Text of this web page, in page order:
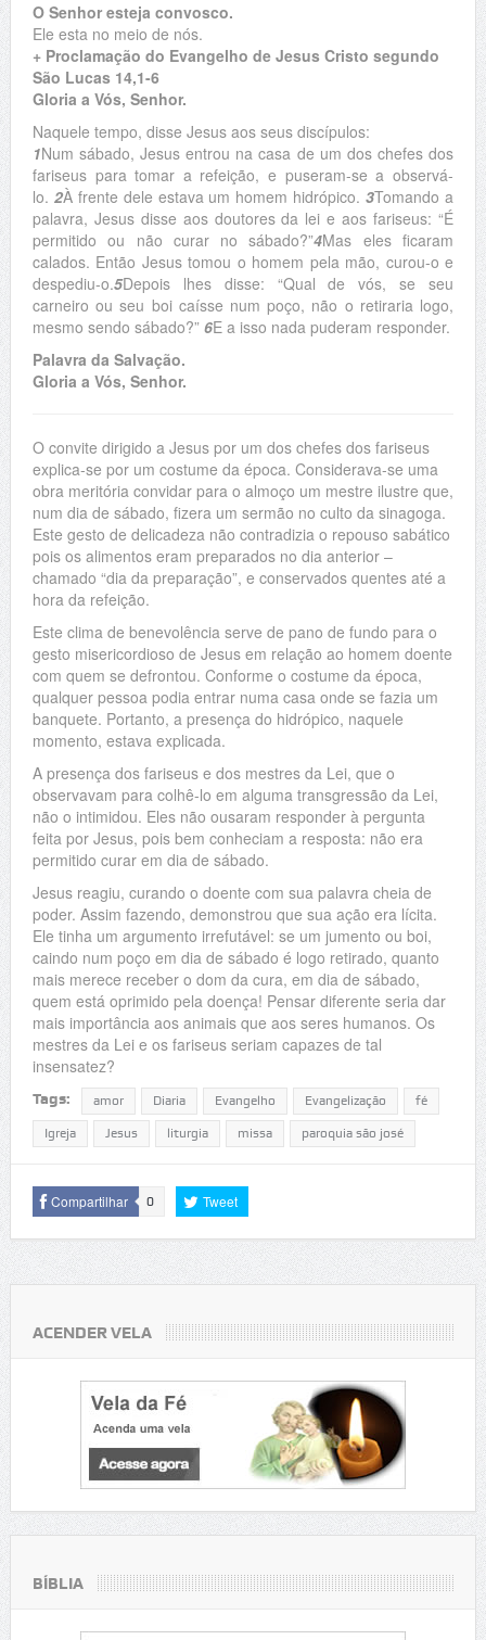
O Senhor esteja convosco.
Ele esta no meio de nós.
+ Proclamação do Evangelho de Jesus Cristo segundo
São Lucas 14,1-6
Gloria a Vós, Senhor.
Naquele tempo, disse Jesus aos seus discípulos:
1Num sábado, Jesus entrou na casa de um dos chefes dos
fariseus para tomar a refeição, e puseram-se a observá-
lo. 2À frente dele estava um homem hidrópico.3Tomando a
palavra, Jesus disse aos doutores da lei e aos fariseus: “É
permitido ou não curar no sábado?”4Mas eles ficaram
calados. Então Jesus tomou o homem pela mão, curou-o e
despediu-o.5Depois lhes disse: “Qual de vós, se seu
carneiro ou seu boi caísse num poço, não o retiraria logo,
mesmo sendo sábado?” 6E a isso nada puderam responder.
Palavra da Salvação.
Gloria a Vós, Senhor.
O convite dirigido a Jesus por um dos chefes dos fariseus
explica-se por um costume da época. Considerava-se uma
obra meritória convidar para o almoço um mestre ilustre que,
num dia de sábado, fizera um sermão no culto da sinagoga.
Este gesto de delicadeza não contradizia o repouso sabático
pois os alimentos eram preparados no dia anterior –
chamado “dia da preparação”, e conservados quentes até a
hora da refeição.
Este clima de benevolência serve de pano de fundo para o
gesto misericordioso de Jesus em relação ao homem doente
com quem se defrontou. Conforme o costume da época,
qualquer pessoa podia entrar numa casa onde se fazia um
banquete. Portanto, a presença do hidrópico, naquele
momento, estava explicada.
A presença dos fariseus e dos mestres da Lei, que o
observavam para colhê-lo em alguma transgressão da Lei,
não o intimidou. Eles não ousaram responder à pergunta
feita por Jesus, pois bem conheciam a resposta: não era
permitido curar em dia de sábado.
Jesus reagiu, curando o doente com sua palavra cheia de
poder. Assim fazendo, demonstrou que sua ação era lícita.
Ele tinha um argumento irrefutável: se um jumento ou boi,
caindo num poço em dia de sábado é logo retirado, quanto
mais merece receber o dom da cura, em dia de sábado,
quem está oprimido pela doença! Pensar diferente seria dar
mais importância aos animais que aos seres humanos. Os
mestres da Lei e os fariseus seriam capazes de tal
insensatez?
Tags: amor Diaria Evangelho Evangelização fé
Igreja Jesus liturgia missa paroquia são josé
Compartilhar 0 Tweet
ACENDER VELA
BÍBLIA